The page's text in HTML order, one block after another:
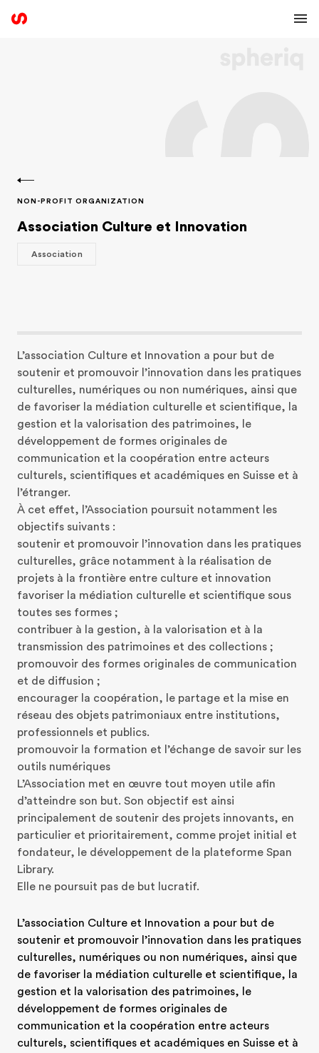
NON-PROFIT ORGANIZATION
Association Culture et Innovation
Association
L’association Culture et Innovation a pour but de
soutenir et promouvoir l’innovation dans les pratiques
culturelles, numériques ou non numériques, ainsi que
de favoriser la médiation culturelle et scientifique, la
gestion et la valorisation des patrimoines, le
développement de formes originales de
communication et la coopération entre acteurs
culturels, scientifiques et académiques en Suisse et à
l’étranger.
À cet effet, l’Association poursuit notamment les
objectifs suivants :
soutenir et promouvoir l’innovation dans les pratiques
culturelles, grâce notamment à la réalisation de
projets à la frontière entre culture et innovation
favoriser la médiation culturelle et scientifique sous
toutes ses formes ;
contribuer à la gestion, à la valorisation et à la
transmission des patrimoines et des collections ;
promouvoir des formes originales de communication
et de diffusion ;
encourager la coopération, le partage et la mise en
réseau des objets patrimoniaux entre institutions,
professionnels et publics.
promouvoir la formation et l’échange de savoir sur les
outils numériques
L’Association met en œuvre tout moyen utile afin
d’atteindre son but. Son objectif est ainsi
principalement de soutenir des projets innovants, en
particulier et prioritairement, comme projet initial et
fondateur, le développement de la plateforme Span
Library.
Elle ne poursuit pas de but lucratif.
L’association Culture et Innovation a pour but de
soutenir et promouvoir l’innovation dans les pratiques
culturelles, numériques ou non numériques, ainsi que
de favoriser la médiation culturelle et scientifique, la
gestion et la valorisation des patrimoines, le
développement de formes originales de
communication et la coopération entre acteurs
culturels, scientifiques et académiques en Suisse et à